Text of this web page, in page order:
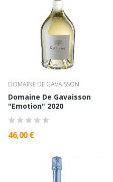
DOMAINE DE GAVAISSON
Domaine De Gavaisson
"Emotion" 2020
46,00 €